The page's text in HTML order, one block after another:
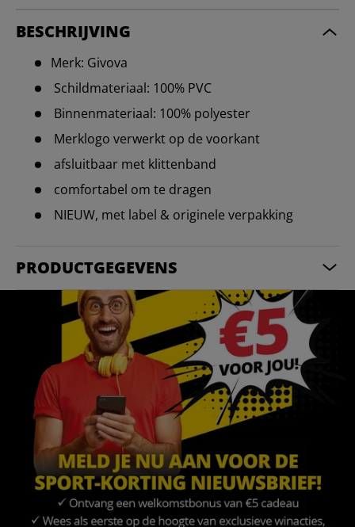
BESCHRIJVING
Merk: Givova
Schildmateriaal: 100% PVC
Binnenmateriaal: 100% polyester
Merklogo verwerkt op de voorkant
afsluitbaar met klittenband
comfortabel om te dragen
NIEUW, met label & originele verpakking
PRODUCTGEGEVENS